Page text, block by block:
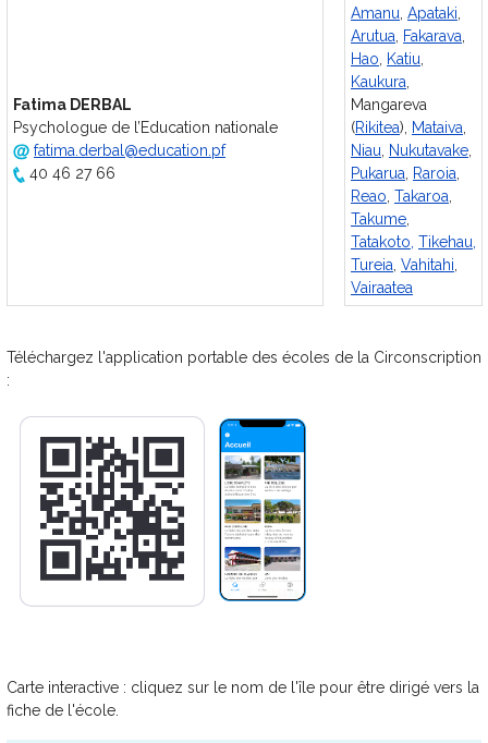
Fatima DERBAL
Psychologue de l’Education nationale
fatima.derbal@education.pf
40 46 27 66
Amanu Apataki
Arutua
Fakarava
Hao
Katiu
Kaukura
Mangareva
(Rikitea), Mataiva
Niau
Nukutavake
Pukarua
Raroia
Reao Takaroa
Takume
Tatakoto, Tikehau,
Tureia Vahitahi
Vairaatea
Téléchargez l'application portable des écoles de la Circonscription
:
Carte interactive : cliquez sur le nom de l'île pour être dirigé vers la
fiche de l'école.